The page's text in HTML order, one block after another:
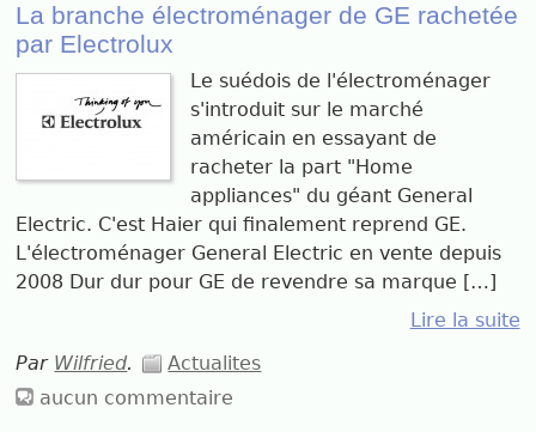
La branche électroménager de GE rachetée
par Electrolux
Le suédois de l'électroménager
s'introduit sur le marché
américain en essayant de
racheter la part "Home
appliances" du géant General
Electric. C'est Haier qui finalement reprend GE.
L'électroménager General Electric en vente depuis
2008 Dur dur pour GE de revendre sa marque […]
Lire la suite
Par Wilfried.
Actualites
aucun commentaire